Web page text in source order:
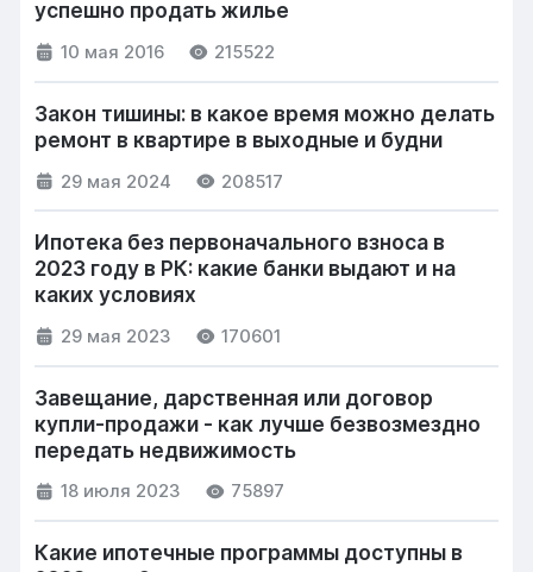
успешно продать жилье
10 мая 2016 215522
Закон тишины: в какое время можно делать
ремонт в квартире в выходные и будни
29 мая 2024 208517
Ипотека без первоначального взноса в
2023 году в РК: какие банки выдают и на
каких условиях
29 мая 2023 170601
Завещание, дарственная или договор
купли-продажи - как лучше безвозмездно
передать недвижимость
18 июля 2023 75897
Какие ипотечные программы доступны в